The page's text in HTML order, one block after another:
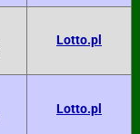
Lotto.pl
Lotto.pl